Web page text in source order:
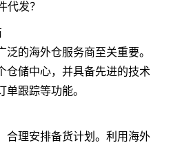
代发？
的海外仓服务商至关重要。
仓储中心，并具备先进的技术
跟踪等功能。
合理安排备货计划。利用海外